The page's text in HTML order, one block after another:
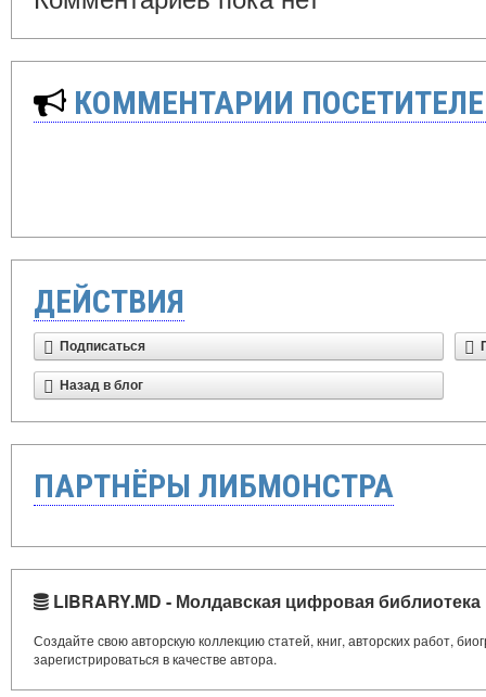
КОММЕНТАРИИ
ДЕЙСТВИЯ
Подписаться
Назад в блог
ПАРТНЁРЫ ЛИБМОНСТРА
LIBRARY.MD - Молдавская цифровая библиотека
Создайте свою авторскую коллекцию статей, книг, авторских работ,
зарегистрироваться в качестве автора.